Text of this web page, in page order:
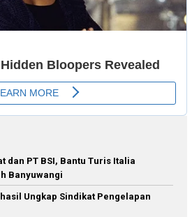
dan PT BSI, Bantu Turis Italia
Banyuwangi
Ungkap Sindikat Pengelapan